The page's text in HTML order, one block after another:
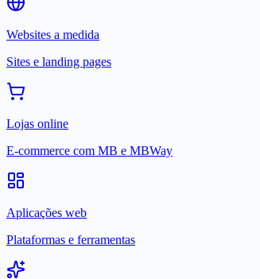
Websites a medida
Sites e landing pages
Lojas online
E-commerce com MB e MBWay
Aplicações web
Plataformas e ferramentas